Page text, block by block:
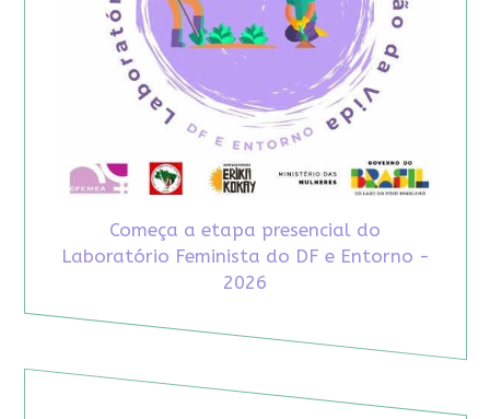
Começa a etapa presencial do
Laboratório Feminista do DF e Entorno -
2026